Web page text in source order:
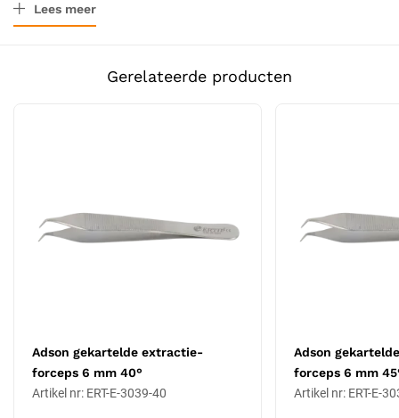
Tipuitvoering: niet-gekarteld, glad
Tiplengte: 8 mm
Autoclaveerbaar tot 134 °C
donorzoneextractie en biedt een goede balans tussen reikwijdte en
gripcontrole. Voor klinieken die slechts één extractieforceps inkopen
is deze maat de meest veelzijdige. De 55° werkhoek is een schuine
Lees meer
Gerelateerde producten
Adson gekartelde extractie-
forceps 6 mm 40°
Artikel nr: ERT-E-3039-40
Adson
forceps 6 mm
Artikel nr: ERT-E-